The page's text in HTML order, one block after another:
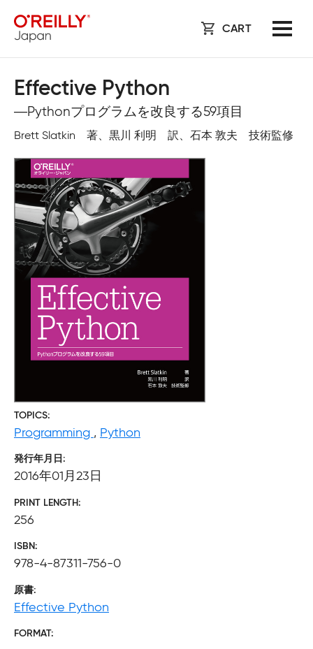
CART
Effective Python
―Pythonプログラムを改良する59項目
Brett Slatkin 著、黒川 利明 訳、石本 敦夫 技術監修
TOPICS
Programming , Python
発行年月日
2016年01月23日
PRINT LENGTH
256
ISBN
978-4-87311-756-0
原書
Effective Python
FORMAT